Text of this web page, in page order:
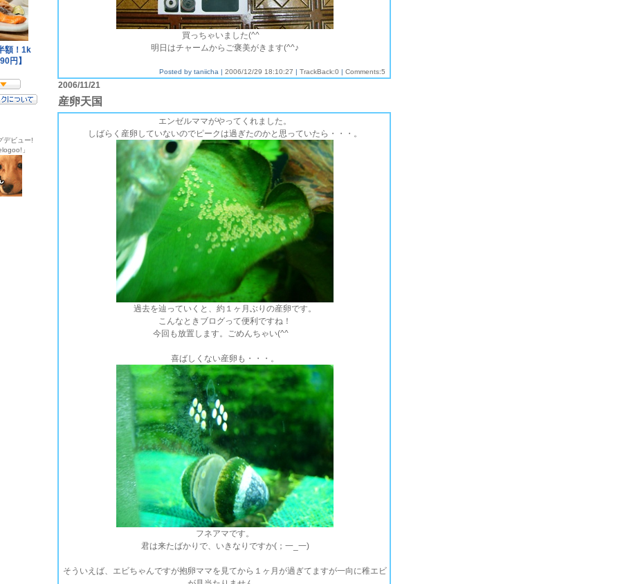
デビュー!
」
買っちゃいました(^^ゞ
明日はチャームからご褒美がきます(^^♪
Posted by taniicha | 2006/12/29 18:10:27 | TrackBack:0 | Comments:5
2006/11/21
産卵天国
エンゼルママがやってくれました。
しばらく産卵していないのでピークは過ぎたのかと思っていたら・・・。
過去を辿っていくと、約１ヶ月ぶりの産卵です。
こんなときブログって便利ですね！
今回も放置します。ごめんちゃい(^^ゞ
喜ばしくない産卵も・・・。
フネアマです。
君は来たばかりで、いきなりですか(；一_一)
そういえば、エビちゃんですが抱卵ママを見てから１ヶ月が過ぎてますが一向に稚エビ